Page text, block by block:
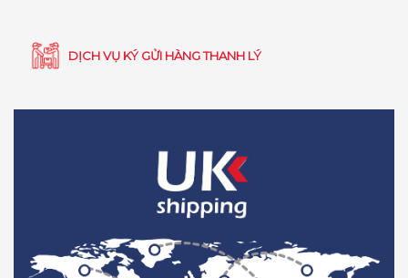
DỊCH VỤ KÝ GỬI HÀNG THANH LÝ